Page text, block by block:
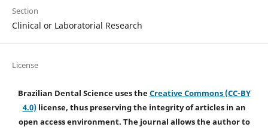
Section
Clinical or Laboratorial Research
License
Brazilian Dental Science uses theCreative Commons (CC-BY
4.0)license, thus preserving the integrity of articles in an
open access environment. The journal allows the author to